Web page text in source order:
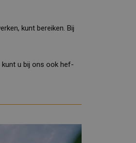
kunt bereiken. Bij
kunt u bij ons ook hef-